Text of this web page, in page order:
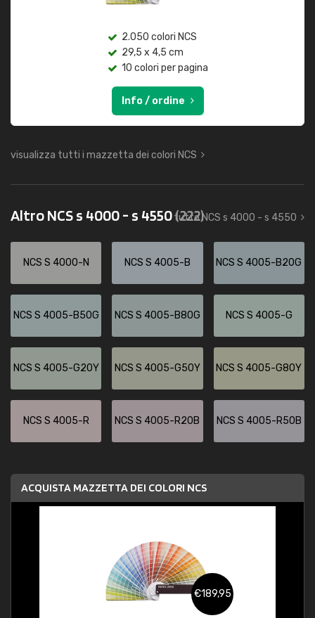
2.050 colori NCS
29,5 x 4,5 cm
10 colori per pagina
Info / ordine
visualizza tutti i mazzetta dei colori NCS
Altro NCS s 4000 - s 4550(222)
tutto NCS s 4000 - s 4550
NCS S 4000-N NCS S 4005-B NCS S 4005-B20G
NCS S 4005-B50G NCS S 4005-B80G NCS S 4005-G
NCS S 4005-G20Y NCS S 4005-G50Y NCS S 4005-G80Y
NCS S 4005-R NCS S 4005-R20B NCS S 4005-R50B
ACQUISTA MAZZETTA DEI COLORI NCS
€189,95